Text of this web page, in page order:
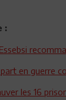
:
part en guerre
les 16